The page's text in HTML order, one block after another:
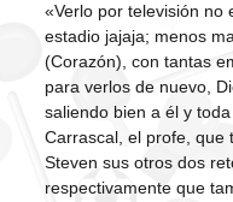
«Verlo por televisión no
estadio jajaja; menos
(Corazón), con tantas
para verlos de nuevo,
saliendo bien a él y
Carrascal, el profe, que
Steven sus otros dos
respectivamente que